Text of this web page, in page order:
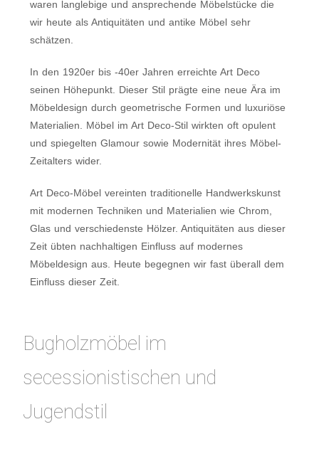
waren langlebige und ansprechende Möbelstücke die
wir heute als Antiquitäten und antike Möbel sehr
schätzen.
In den 1920er bis -40er Jahren erreichte Art Deco
seinen Höhepunkt. Dieser Stil prägte eine neue Ära im
Möbeldesign durch geometrische Formen und luxuriöse
Materialien. Möbel im Art Deco-Stil wirkten oft opulent
und spiegelten Glamour sowie Modernität ihres Möbel-
Zeitalters wider.
Art Deco-Möbel vereinten traditionelle Handwerkskunst
mit modernen Techniken und Materialien wie Chrom,
Glas und verschiedenste Hölzer. Antiquitäten aus dieser
Zeit übten nachhaltigen Einfluss auf modernes
Möbeldesign aus. Heute begegnen wir fast überall dem
Einfluss dieser Zeit.
Bugholzmöbel im
secessionistischen und
Jugendstil